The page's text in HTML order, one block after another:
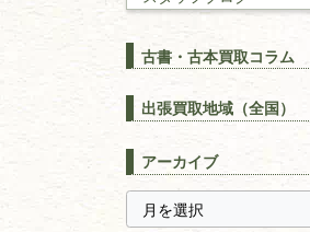
建築書
漢方・鍼灸・東洋医学
易学・占い
スピリチュアル・
全集・
古書・古本買取コラム
【出張買取】古本の大量
りOK！効率的に売る方法
長島書店の便利な買取
ス
【持ち込み買取】店頭
に古本を売るメリットと
出張買取地域（全国）
千葉県
神奈
静岡県
アーカイブ